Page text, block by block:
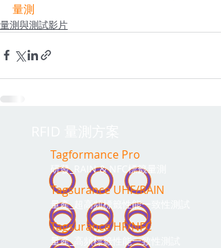
量測
量測與測試影片
Tagformance Pro
研發_RAIN & NFC標籤量測
Tagsurance UHF/RAIN
量產_超高頻標籤性能一致性測試
Tagsurance HF/NFC
量產_高頻標籤性能一致性測試